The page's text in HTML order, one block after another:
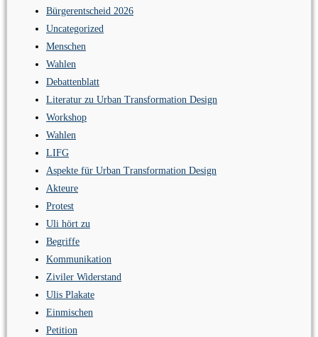
Bürgerentscheid 2026
Uncategorized
Menschen
Wahlen
Debattenblatt
Literatur zu Urban Transformation Design
Workshop
Wahlen
LIFG
Aspekte für Urban Transformation Design
Akteure
Protest
Uli hört zu
Begriffe
Kommunikation
Ziviler Widerstand
Ulis Plakate
Einmischen
Petition